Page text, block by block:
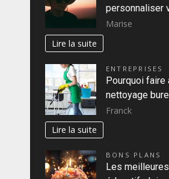
personnaliser
Marise
Lire la suite
ENTREPRISES
Pourquoi faire
nettoyage
Franck
Lire la suite
BONS PLANS
Les